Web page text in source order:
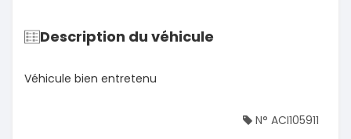
Description du véhicule
Véhicule bien entretenu
N° ACI105911